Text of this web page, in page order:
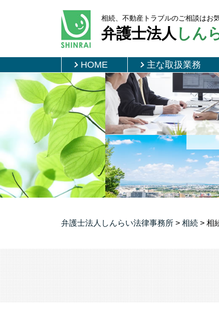
相続、不動産トラブルのご相談はお
弁護士法人 しん
HOME 主な取扱業務
弁護士法人しんらい法律事務所 > 相続 > 相